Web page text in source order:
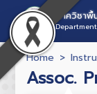
ภาควิชา
Home
Assoc.